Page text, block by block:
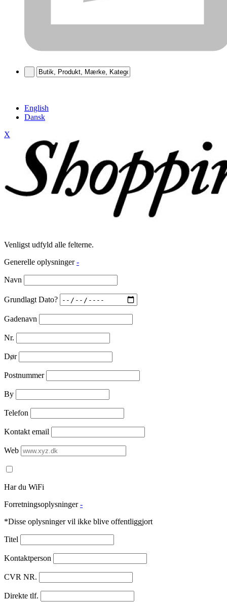
English
Dansk
X
Venligst udfyld alle felterne.
Generelle oplysninger -
Navn
Grundlagt Dato?
Gadenavn
Nr.
Dør
Postnummer
By
Telefon
Kontakt email
Web
Har du WiFi
Forretningsoplysninger -
*Disse oplysninger vil ikke blive offentliggjort
Titel
Kontaktperson
CVR NR.
Direkte tlf.